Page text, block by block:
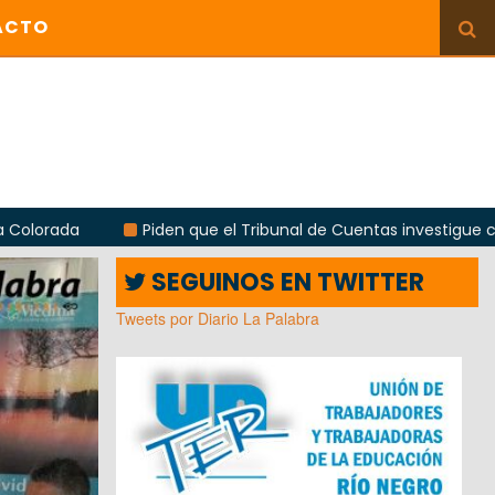
Piden que el Tribunal de Cuentas investigue contratación de
SEGUINOS EN TWITTER
Tweets por Diario La Palabra